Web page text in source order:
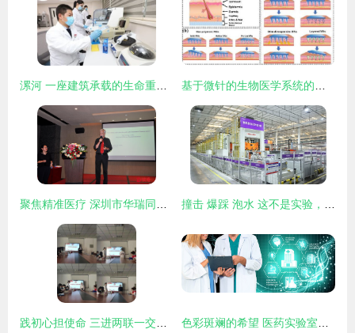
漯河 一座建筑承载的生命重托与医学研究试验之志 基于微针的生物医学系统的设计、制造与应用研究进展
聚焦精准医疗 深圳市华瑞同康精准医学研究所揭牌，引领医学研究与试验发展新航向 撞击 爆踩 泡水 这不是实验，这是海尔智慧厨房互联工厂的
践初心担使命 三进两联一交友助力基层党建，食品科学与药学学院研究生党支部召开预备党员转正大会暨学习党的十九届五中全会精神会议 色彩斑斓的希望 医药实验室中的药丸与医学技术研发之路